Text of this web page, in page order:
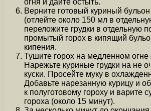
огня и дайте остыть.
Верните готовый куриный
(отлейте около 150 мл в
переложите грудки в отдельную
промытый горох в кипящий
кипения.
Тушите горох на медленном огне
Нарежьте куриные грудки на не
куски. Просейте муку в
Добавьте нарезанную курицу и
к полуготовому гороху и варите
гороха (около 15 минут).